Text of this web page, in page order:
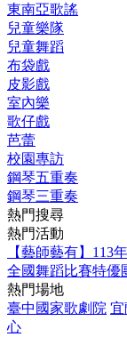
東南亞歌謠
兒童樂隊
兒童舞蹈
布袋戲
皮影戲
室內樂
歌仔戲
芭蕾
校園專訪
鋼琴五重奏
鋼琴三重奏
熱門搜尋
熱門活動
【藝師藝有】113
全國舞蹈比賽特優
熱門場地
臺中國家歌劇院 宜
心